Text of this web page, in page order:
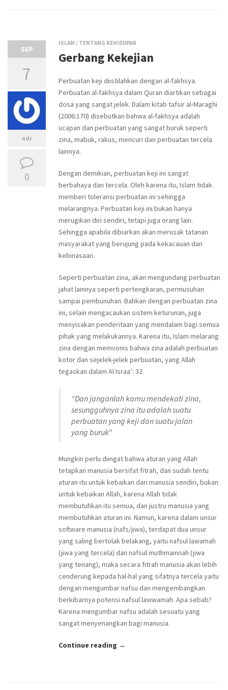
SEP
7
ndr
0
ISLAM / TENTANG KEHIDUPAN
Gerbang Kekejian
Perbuatan keji diistilahkan dengan al-fakhsya.
Perbuatan al-fakhsya dalam Quran diartikan sebagai
dosa yang sangat jelek. Dalam kitab tafsir al-Maraghi
(2006:170) disebutkan bahwa al-fakhsya adalah
ucapan dan perbuatan yang sangat buruk seperti
zina, mabuk, rakus, mencuri dan perbuatan tercela
lainnya.
Dengan demikian, perbuatan keji ini sangat
berbahaya dan tercela. Oleh karena itu, Islam tidak
memberi toleransi perbuatan ini sehingga
melarangnya. Perbuatan keji ini bukan hanya
merugikan diri sendiri, tetapi juga orang lain.
Sehingga apabila dibiarkan akan merusak tatanan
masyarakat yang berujung pada kekacauan dan
kebinasaan.
Seperti perbuatan zina, akan mengundang perbuatan
jahat lainnya seperti pertengkaran, permusuhan
sampai pembunuhan. Bahkan dengan perbuatan zina
ini, selain mengacaukan sistem keturunan, juga
menyisakan penderitaan yang mendalam bagi semua
pihak yang melakukannya. Karena itu, Islam melarang
zina dengan memvonis bahwa zina adalah perbuatan
kotor dan sejelek-jelek perbuatan, yang Allah
tegaskan dalam Al Israa’: 32
“Dan janganlah kamu mendekati zina,
sesungguhnya zina itu adalah suatu
perbuatan yang keji dan suatu jalan
yang buruk”
Mungkin perlu diingat bahwa aturan yang Allah
tetapkan manusia bersifat fitrah, dan sudah tentu
aturan itu untuk kebaikan dari manusia sendiri, bukan
untuk kebaikan Allah, karena Allah tidak
membutuhkan itu semua, dan justru manusia yang
membutuhkan aturan ini. Namun, karena dalam unsur
software manusia (nafs/jiwa), terdapat dua unsur
yang saling bertolak belakang, yaitu nafsul lawamah
(jiwa yang tercela) dan nafsul muthmainnah (jiwa
yang tenang), maka secara fitrah manusia akan lebih
cenderung kepada hal-hal yang sifatnya tercela yaitu
dengan mengumbar nafsu dan mengembangkan
berkibarnya potensi nafsul lawwamah. Apa sebab?
Karena mengumbar nafsu adalah sesuatu yang
sangat menyenangkan bagi manusia.
Continue reading →